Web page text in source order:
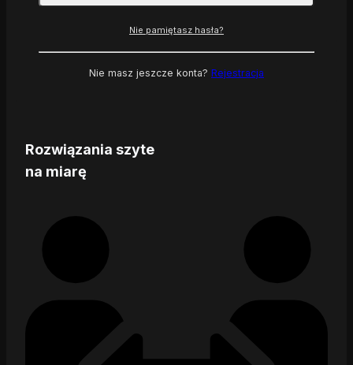
Rozwiązania szyte
na miarę
Nie pamiętasz hasła?
Nie masz jeszcze konta? Rejestracja